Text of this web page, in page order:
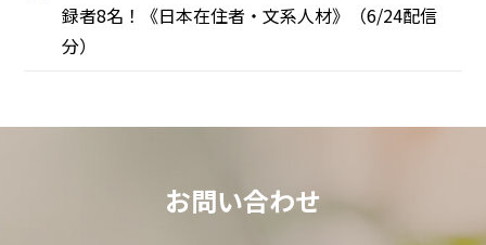
録者8名！《日本在住者・文系人材》（6/24配信
分）
お問い合わせ